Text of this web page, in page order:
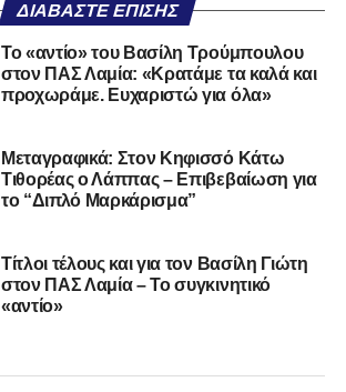
ΔΙΑΒΆΣΤΕ ΕΠΊΣΗΣ
Το «αντίο» του Βασίλη Τρούμπουλου
στον ΠΑΣ Λαμία: «Κρατάμε τα καλά και
προχωράμε. Ευχαριστώ για όλα»
Μεταγραφικά: Στον Κηφισσό Κάτω
Τιθορέας ο Λάππας – Επιβεβαίωση για
το “Διπλό Μαρκάρισμα”
Τίτλοι τέλους και για τον Βασίλη Γιώτη
στον ΠΑΣ Λαμία – Το συγκινητικό
«αντίο»